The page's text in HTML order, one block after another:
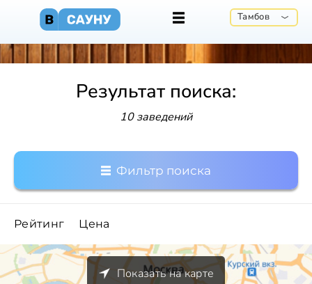
Тамбов
Результат поиска:
10 заведений
Фильтр поиска
Рейтинг Цена
Показать на карте